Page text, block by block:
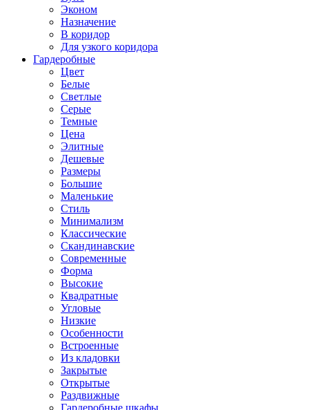
Эконом
Назначение
В коридор
Для узкого коридора
Гардеробные
Цвет
Белые
Светлые
Серые
Темные
Цена
Элитные
Дешевые
Размеры
Большие
Маленькие
Стиль
Минимализм
Классические
Скандинавские
Современные
Форма
Высокие
Квадратные
Угловые
Низкие
Особенности
Встроенные
Из кладовки
Закрытые
Открытые
Раздвижные
Гардеробные шкафы